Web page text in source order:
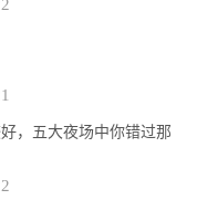
，五大夜场中你错过那